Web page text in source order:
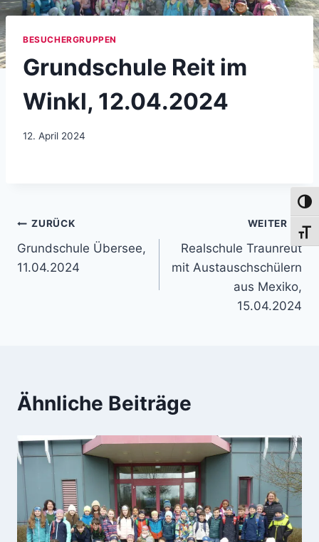
BESUCHERGRUPPEN
Grundschule Reit im
Winkl, 12.04.2024
12. April 2024
Beitragsnavigation
ZURÜCK
Grundschule Übersee,
11.04.2024
WEITER
Realschule Traunreut
mit Austauschschülern
aus Mexiko,
15.04.2024
Ähnliche Beiträge